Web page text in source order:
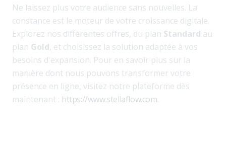
Ne laissez plus votre audience sans nouvelles. La
constance est le moteur de votre croissance digitale.
Explorez nos différentes offres, du plan Standard au
plan Gold, et choisissez la solution adaptée à vos
besoins d'expansion. Pour en savoir plus sur la
manière dont nous pouvons transformer votre
présence en ligne, visitez notre plateforme dès
maintenant : https://www.stellaflow.com.